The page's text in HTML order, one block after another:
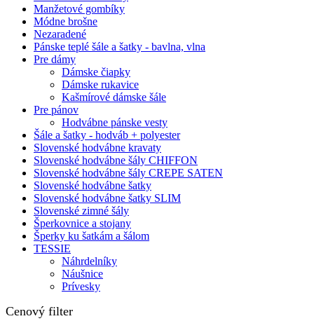
Manžetové gombíky
Módne brošne
Nezaradené
Pánske teplé šále a šatky - bavlna, vlna
Pre dámy
Dámske čiapky
Dámske rukavice
Kašmírové dámske šále
Pre pánov
Hodvábne pánske vesty
Šále a šatky - hodváb + polyester
Slovenské hodvábne kravaty
Slovenské hodvábne šály CHIFFON
Slovenské hodvábne šály CREPE SATEN
Slovenské hodvábne šatky
Slovenské hodvábne šatky SLIM
Slovenské zimné šály
Šperkovnice a stojany
Šperky ku šatkám a šálom
TESSIE
Náhrdelníky
Náušnice
Prívesky
Cenový filter